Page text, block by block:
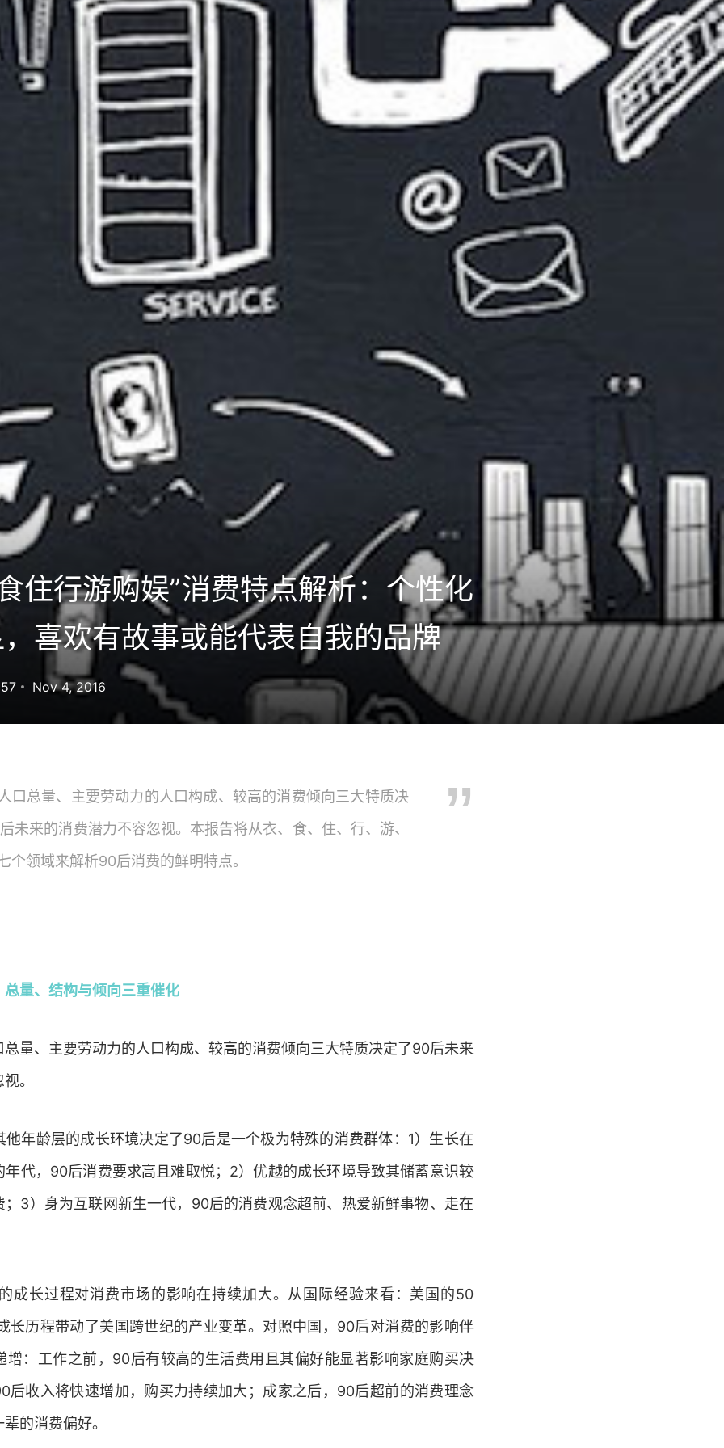
住行游购娱”消费特点解析：个性化
喜欢有故事或能代表自我的品牌
Nov 4, 2016
口总量、主要劳动力的人口构成、较高的消费倾向三大特质决
未来的消费潜力不容忽视。本报告将从衣、食、住、行、游、
个领域来解析90后消费的鲜明特点。
量、结构与倾向三重催化
量、主要劳动力的人口构成、较高的消费倾向三大特质决定了90后未来
。
他年龄层的成长环境决定了90后是一个极为特殊的消费群体：1）生长在
年代，90后消费要求高且难取悦；2）优越的成长环境导致其储蓄意识较
；3）身为互联网新生一代，90后的消费观念超前、热爱新鲜事物、走在
成长过程对消费市场的影响在持续加大。从国际经验来看：美国的50
长历程带动了美国跨世纪的产业变革。对照中国，90后对消费的影响伴
增：工作之前，90后有较高的生活费用且其偏好能显著影响家庭购买决
后收入将快速增加，购买力持续加大；成家之后，90后超前的消费理念
的消费偏好。